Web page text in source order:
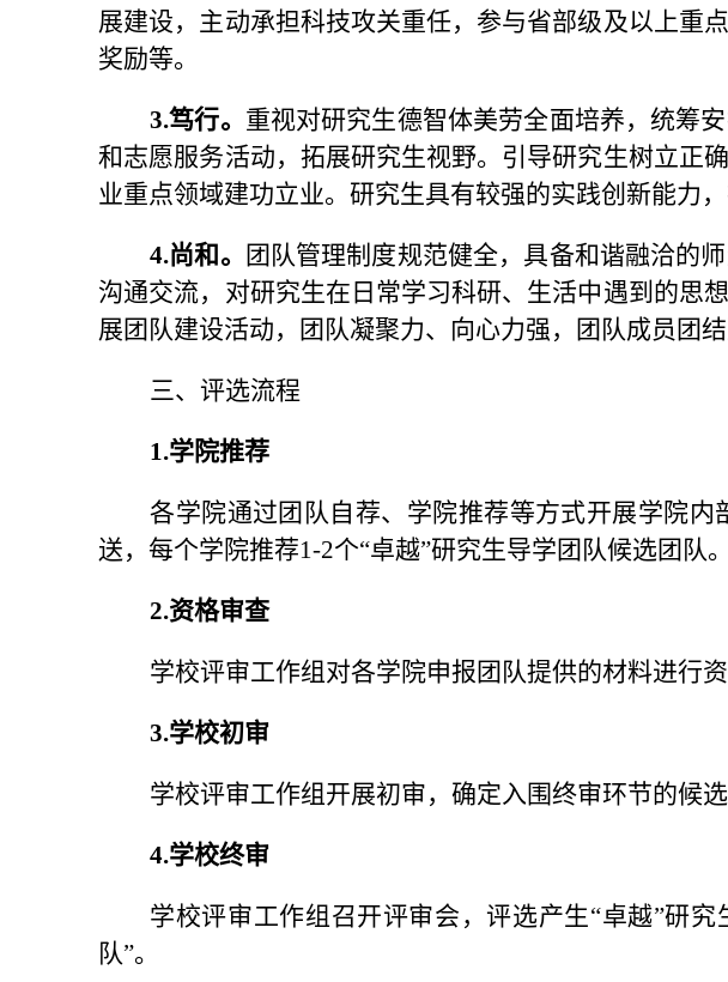
展建设，主动承担科技攻关重任，参与省部级及以上重
奖励等。
3.笃行。 重视对研究生德智体美劳全面培养，统筹
和志愿服务活动，拓展研究生视野。引导研究生树立正
业重点领域建功立业。研究生具有较强的实践创新能力
4.尚和。
团队管理制度规范健全，具备和谐融洽的
沟通交流，对研究生在日常学习科研、生活中遇到的思
展团队建设活动，团队凝聚力、向心力强，团队成员团结
三、评选流程
1.学院推荐
各学院通过团队自荐、学院推荐等方式开展学院
送，每个学院推荐1-2个“卓越”研究生导学团队候选团队。
2.资格审查
学校评审工作组对各学院申报团队提供的材料进行
3.学校初审
学校评审工作组开展初审，确定入围终审环节的候选
4.学校终审
学校评审工作组 召开评审会，评选产生“卓越”研究
队”。